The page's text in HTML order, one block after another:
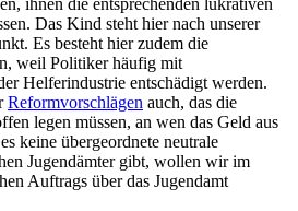
Das Kind steht hier nach unserer
Es besteht hier zudem die
weil Politiker häufig mit
Helferindustrie entschädigt werden.
Reformvorschlägen auch, das die
legen müssen, an wen das Geld aus
keine übergeordnete neutrale
Jugendämter gibt, wollen wir im
Auftrags über das Jugendamt